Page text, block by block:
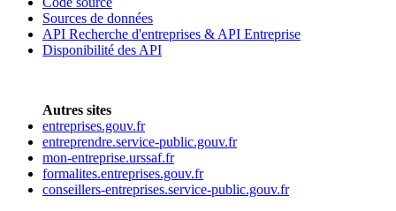
Sources de données
API Recherche d'entreprises & API Entreprise
Disponibilité des API
Autres sites
entreprises.gouv.fr
entreprendre.service-public.gouv.fr
mon-entreprise.urssaf.fr
formalites.entreprises.gouv.fr
conseillers-entreprises.service-public.gouv.fr